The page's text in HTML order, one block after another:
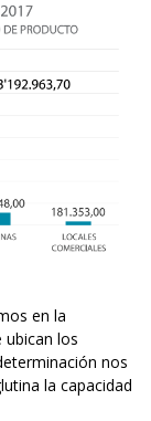
en la
ubican los
nos
la capacidad